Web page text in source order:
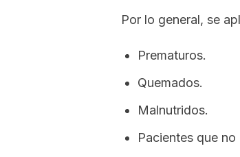
Por lo general, se
Prematuros.
Quemados.
Malnutridos.
Pacientes que